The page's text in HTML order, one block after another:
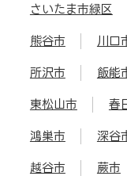
さいたま市緑区
熊谷市 川口
所沢市 飯能
東松山市 春
鴻巣市 深谷
越谷市 蕨市